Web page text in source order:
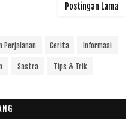
Postingan Lama
Perjalanan Cerita Informasi
Sastra Tips & Trik